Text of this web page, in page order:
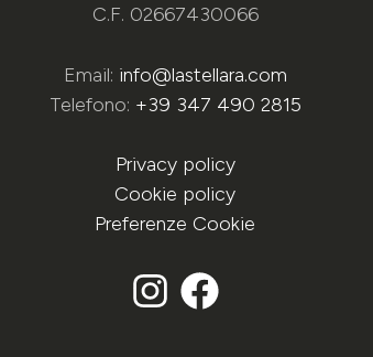
C.F. 02667430066
Email: info@lastellara.com
Telefono: +39 347 490 2815
Privacy policy
Cookie policy
Preferenze Cookie